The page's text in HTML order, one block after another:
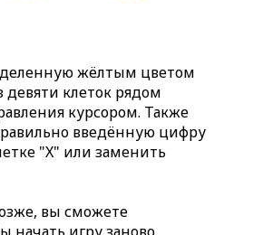
жёлтым цветом
девяти клеток рядом
курсором. Также
введённую цифру
"X" или заменить
вы сможете